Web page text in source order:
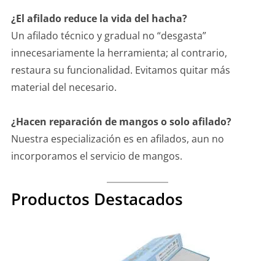
¿El afilado reduce la vida del hacha?
Un afilado técnico y gradual no “desgasta”
innecesariamente la herramienta; al contrario,
restaura su funcionalidad. Evitamos quitar más
material del necesario.
¿Hacen reparación de mangos o solo afilado?
Nuestra especialización es en afilados, aun no
incorporamos el servicio de mangos.
Productos Destacados